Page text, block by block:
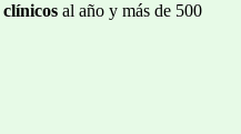
al año y más de 500